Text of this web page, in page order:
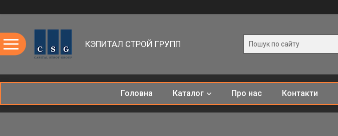
КЭПИТАЛ СТРОЙ ГРУПП
Головна Каталог Про нас Контакти